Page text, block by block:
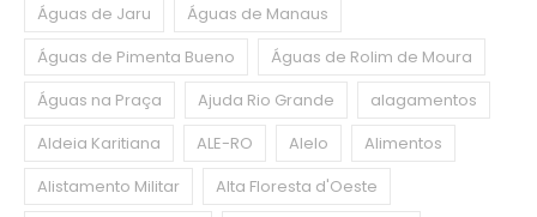
Águas de Jaru
Águas de Manaus
Águas de Pimenta Bueno
Águas de Rolim de Moura
Águas na Praça
Ajuda Rio Grande
alagamentos
Aldeia Karitiana
ALE-RO Alelo
Alimentos
Alistamento Militar
Alta Floresta d'Oeste